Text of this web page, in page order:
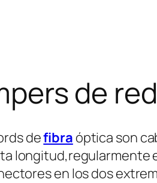
de red
defibra óptica son
longitud,regularmente
en los dos